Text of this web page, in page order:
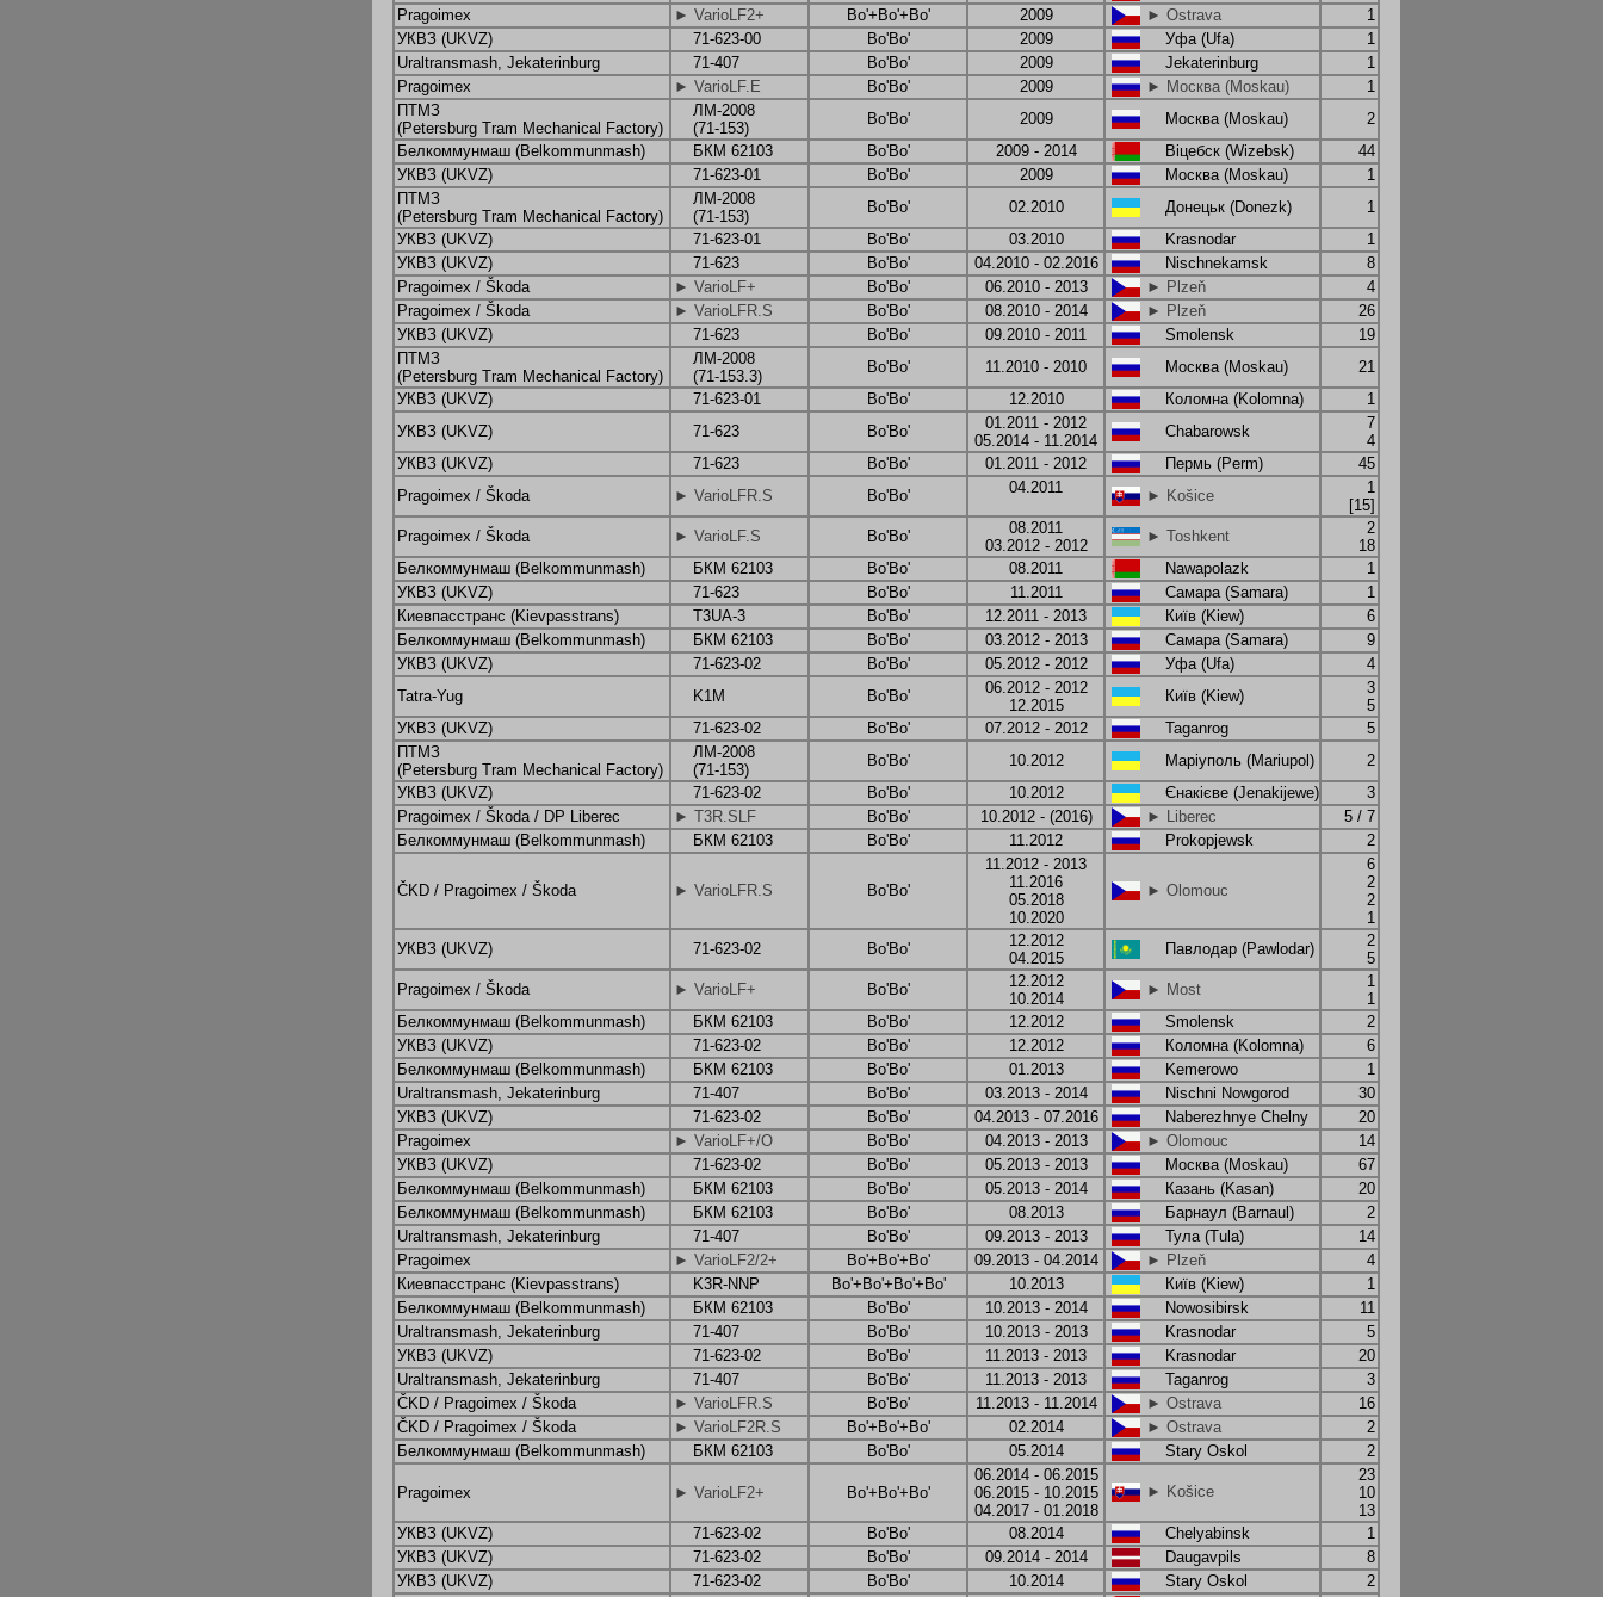
Pragoimex
► VarioLF2+ Bo'+Bo'+Bo' 2009 ► Ostrava
1
УКВЗ (UKVZ)
71-623-00 Bo'Bo' 2009 Уфа (Ufa)
1
Uraltransmash, Jekaterinburg
71-407 Bo'Bo' 2009 Jekaterinburg
1
Pragoimex
► VarioLF.E Bo'Bo' 2009 ► Москва (Moskau)
1
ПТМЗ
(Petersburg Tram Mechanical Factory)
ЛМ-2008
(71-153)
Bo'Bo' 2009 Москва (Moskau)
2
Белкоммунмаш (Belkommunmash)
БКМ 62103 Bo'Bo' 2009 - 2014 Віцебск (Wizebsk)
44
УКВЗ (UKVZ)
71-623-01 Bo'Bo' 2009 Москва (Moskau)
1
ПТМЗ
(Petersburg Tram Mechanical Factory)
ЛМ-2008
(71-153)
Bo'Bo' 02.2010 Донецьк (Donezk)
1
УКВЗ (UKVZ)
71-623-01 Bo'Bo' 03.2010 Krasnodar
1
УКВЗ (UKVZ)
71-623 Bo'Bo' 04.2010 - 02.2016 Nischnekamsk
8
Pragoimex / Škoda
► VarioLF+ Bo'Bo' 06.2010 - 2013 ► Plzeň
4
Pragoimex / Škoda
► VarioLFR.S Bo'Bo' 08.2010 - 2014 ► Plzeň
26
УКВЗ (UKVZ)
71-623 Bo'Bo' 09.2010 - 2011 Smolensk
19
ПТМЗ
(Petersburg Tram Mechanical Factory)
ЛМ-2008
(71-153.3)
Bo'Bo' 11.2010 - 2010 Москва (Moskau)
21
УКВЗ (UKVZ)
71-623-01 Bo'Bo' 12.2010 Коломна (Kolomna)
1
УКВЗ (UKVZ)
71-623 Bo'Bo'
01.2011 - 2012
05.2014 - 11.2014
Chabarowsk
7
4
УКВЗ (UKVZ)
71-623 Bo'Bo' 01.2011 - 2012 Пермь (Perm)
45
Pragoimex / Škoda
► VarioLFR.S Bo'Bo' 04.2011 ► Košice
1
[15]
Pragoimex / Škoda
► VarioLF.S Bo'Bo'
08.2011
03.2012 - 2012
► Toshkent
2
18
Белкоммунмаш (Belkommunmash)
БКМ 62103 Bo'Bo' 08.2011 Nawapolazk
1
УКВЗ (UKVZ)
71-623 Bo'Bo' 11.2011 Самара (Samara)
1
Киевпасстранс (Kievpasstrans)
T3UA-3 Bo'Bo' 12.2011 - 2013 Київ (Kiew)
6
Белкоммунмаш (Belkommunmash)
БКМ 62103 Bo'Bo' 03.2012 - 2013 Самара (Samara)
9
УКВЗ (UKVZ)
71-623-02 Bo'Bo' 05.2012 - 2012 Уфа (Ufa)
4
Tatra-Yug
K1M Bo'Bo'
06.2012 - 2012
12.2015
Київ (Kiew)
3
5
УКВЗ (UKVZ)
71-623-02 Bo'Bo' 07.2012 - 2012 Taganrog
5
ПТМЗ
(Petersburg Tram Mechanical Factory)
ЛМ-2008
(71-153)
Bo'Bo' 10.2012 Маріуполь (Mariupol)
2
УКВЗ (UKVZ)
71-623-02 Bo'Bo' 10.2012 Єнакієве (Jenakijewe)
3
Pragoimex / Škoda / DP Liberec
► T3R.SLF Bo'Bo' 10.2012 - (2016) ► Liberec
5 / 7
Белкоммунмаш (Belkommunmash)
БКМ 62103 Bo'Bo' 11.2012 Prokopjewsk 2
ČKD / Pragoimex / Škoda ► VarioLFR.S Bo'Bo'
11.2012 - 2013
11.2016
05.2018
10.2020
► Olomouc
6
2
2
1
УКВЗ (UKVZ)
71-623-02 Bo'Bo'
12.2012
04.2015
Павлодар (Pawlodar)
2
5
Pragoimex / Škoda
► VarioLF+ Bo'Bo'
12.2012
10.2014
► Most
1
1
Белкоммунмаш (Belkommunmash)
БКМ 62103 Bo'Bo' 12.2012 Smolensk
2
УКВЗ (UKVZ)
71-623-02 Bo'Bo' 12.2012 Коломна (Kolomna)
6
Белкоммунмаш (Belkommunmash)
БКМ 62103 Bo'Bo' 01.2013 Kemerowo
1
Uraltransmash, Jekaterinburg
71-407 Bo'Bo' 03.2013 - 2014 Nischni Nowgorod
30
УКВЗ (UKVZ)
71-623-02 Bo'Bo' 04.2013 - 07.2016 Naberezhnye Chelny
20
Pragoimex
► VarioLF+/O Bo'Bo' 04.2013 - 2013 ► Olomouc
14
УКВЗ (UKVZ)
71-623-02 Bo'Bo' 05.2013 - 2013 Москва (Moskau)
67
Белкоммунмаш (Belkommunmash)
БКМ 62103 Bo'Bo' 05.2013 - 2014 Казань (Kasan)
20
Белкоммунмаш (Belkommunmash)
БКМ 62103 Bo'Bo' 08.2013 Барнаул (Barnaul)
2
Uraltransmash, Jekaterinburg
71-407 Bo'Bo' 09.2013 - 2013 Тула (Tula)
14
Pragoimex
► VarioLF2/2+ Bo'+Bo'+Bo' 09.2013 - 04.2014 ► Plzeň
4
Киевпасстранс (Kievpasstrans)
K3R-NNP Bo'+Bo'+Bo'+Bo' 10.2013 Київ (Kiew)
1
Белкоммунмаш (Belkommunmash)
БКМ 62103 Bo'Bo' 10.2013 - 2014 Nowosibirsk
11
Uraltransmash, Jekaterinburg
71-407 Bo'Bo' 10.2013 - 2013 Krasnodar
5
УКВЗ (UKVZ)
71-623-02 Bo'Bo' 11.2013 - 2013 Krasnodar
20
Uraltransmash, Jekaterinburg
71-407 Bo'Bo' 11.2013 - 2013 Taganrog
3
ČKD / Pragoimex / Škoda
► VarioLFR.S Bo'Bo' 11.2013 - 11.2014 ► Ostrava
16
ČKD / Pragoimex / Škoda
► VarioLF2R.S Bo'+Bo'+Bo' 02.2014 ► Ostrava
2
Белкоммунмаш (Belkommunmash)
БКМ 62103 Bo'Bo' 05.2014 Stary Oskol 2
Pragoimex ► VarioLF2+ Bo'+Bo'+Bo'
06.2014 - 06.2015
06.2015 - 10.2015
04.2017 - 01.2018
► Košice
23
10
13
УКВЗ (UKVZ)
71-623-02 Bo'Bo' 08.2014 Chelyabinsk
1
УКВЗ (UKVZ)
71-623-02 Bo'Bo' 09.2014 - 2014 Daugavpils
8
УКВЗ (UKVZ)
71-623-02 Bo'Bo' 10.2014 Stary Oskol
2